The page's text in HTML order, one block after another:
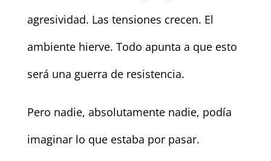
agresividad. Las tensiones crecen. El
ambiente hierve. Todo apunta a que esto
será una guerra de resistencia.
Pero nadie, absolutamente nadie, podía
imaginar lo que estaba por pasar.